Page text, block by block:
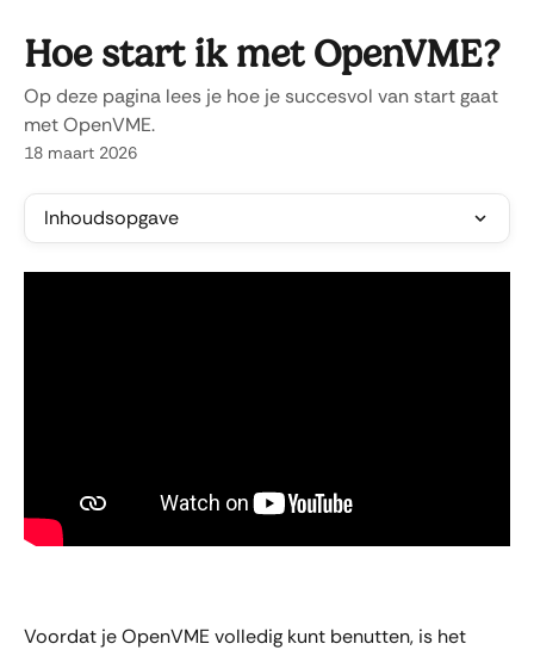
Hoe start ik met OpenVME?
Op deze pagina lees je hoe je succesvol van start gaat
met OpenVME.
18 maart 2026
Inhoudsopgave
Voordat je OpenVME volledig kunt benutten, is het